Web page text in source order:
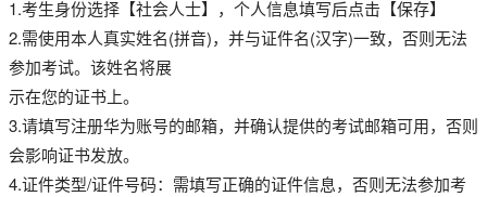
1.考生身份选择【社会人士】，个人信息填写后点击【保存】
2.需使用本人真实姓名(拼音)，并与证件名(汉字)一致，否则无法
参加考试。该姓名将展
示在您的证书上。
3.请填写注册华为账号的邮箱，并确认提供的考试邮箱可用，否则
会影响证书发放。
4.证件类型/证件号码：需填写正确的证件信息，否则无法参加考